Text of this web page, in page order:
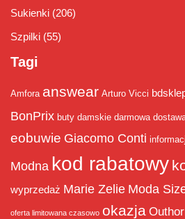
Sukienki (206)
Szpilki (55)
Tagi
Amfora answear Arturo Vicci
BonPrix buty damskie darmowa
eobuwie Giacomo Conti
Modna kod rabatowy
wyprzedaż Marie Zelie Moda
oferta limitowana czasowo okazja